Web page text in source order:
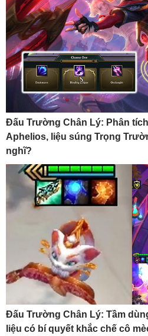
Đấu Trường Chân Lý: Phân
Aphelios, liệu súng Trọng
nghĩ?
Đấu Trường Chân Lý: Tầm
liệu có bí quyết khắc chế cô